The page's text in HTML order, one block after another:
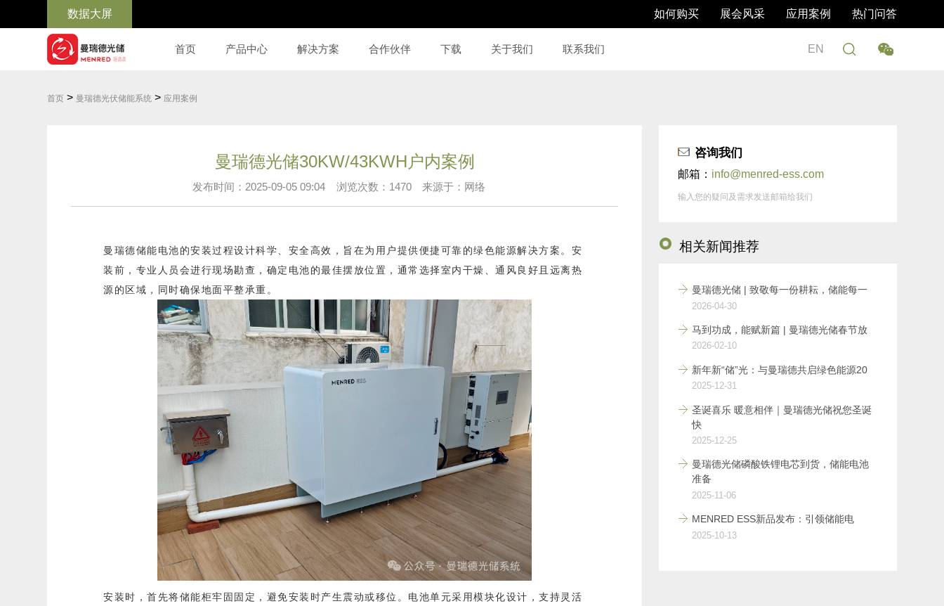
数据大屏 如何购买 展会风采 应用案例 热门问答
首页 产品中心 解决方案 合作伙伴 下载 关于我们 联系我们 EN
首页 > 曼瑞德光伏储能系统 > 应用案例
曼瑞德光储30KW/43KWH户内案例
发布时间：2025-09-05 09:04 浏览次数： 1470 来源于：网络
曼瑞德储能电池的安装过程设计科学、安全高效，旨在为用户提供便捷可靠的绿色能源解决方案。安
装前，专业人员会进行现场勘查，确定电池的最佳摆放位置，通常选择室内干燥、通风良好且远离热
源的区域，同时确保地面平整承重。
安装时，首先将储能柜牢固固定，避免安装时产生震动或移位。电池单元采用模块化设计，支持灵活
咨询我们
邮箱： info@menred-ess.com
输入您的疑问及需求发送邮箱给我们
相关新闻推荐
曼瑞德光储 | 致敬每一份耕耘，储能每一
2026-04-30
马到功成，能赋新篇 | 曼瑞德光储春节放
2026-02-10
新年新“储”光：与曼瑞德共启绿色能源20
2025-12-31
圣诞喜乐 暖意相伴｜曼瑞德光储祝您圣诞
快
2025-12-25
曼瑞德光储磷酸铁锂电芯到货，储能电池
准备
2025-11-06
MENRED ESS新品发布：引领储能电
2025-10-13